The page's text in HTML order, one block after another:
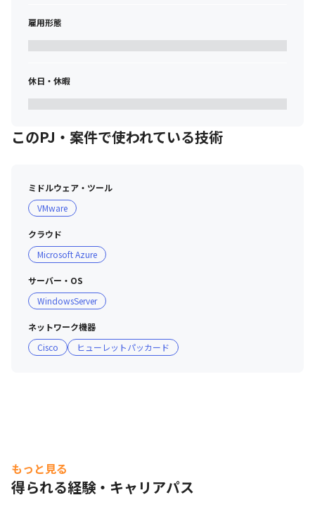
雇用形態
休日・休暇
このPJ・案件で使われている技術
ミドルウェア・ツール
VMware
クラウド
Microsoft Azure
サーバー・OS
WindowsServer
ネットワーク機器
Cisco
ヒューレットパッカード
もっと見る
得られる経験・キャリアパス